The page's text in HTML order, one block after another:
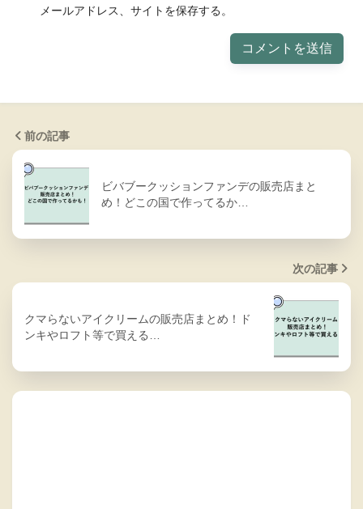
メールアドレス、サイトを保存する。
前の記事
ビバブークッションファンデの販売店まと
め！どこの国で作ってるか…
次の記事
クマらないアイクリームの販売店まとめ！ド
ンキやロフト等で買える…